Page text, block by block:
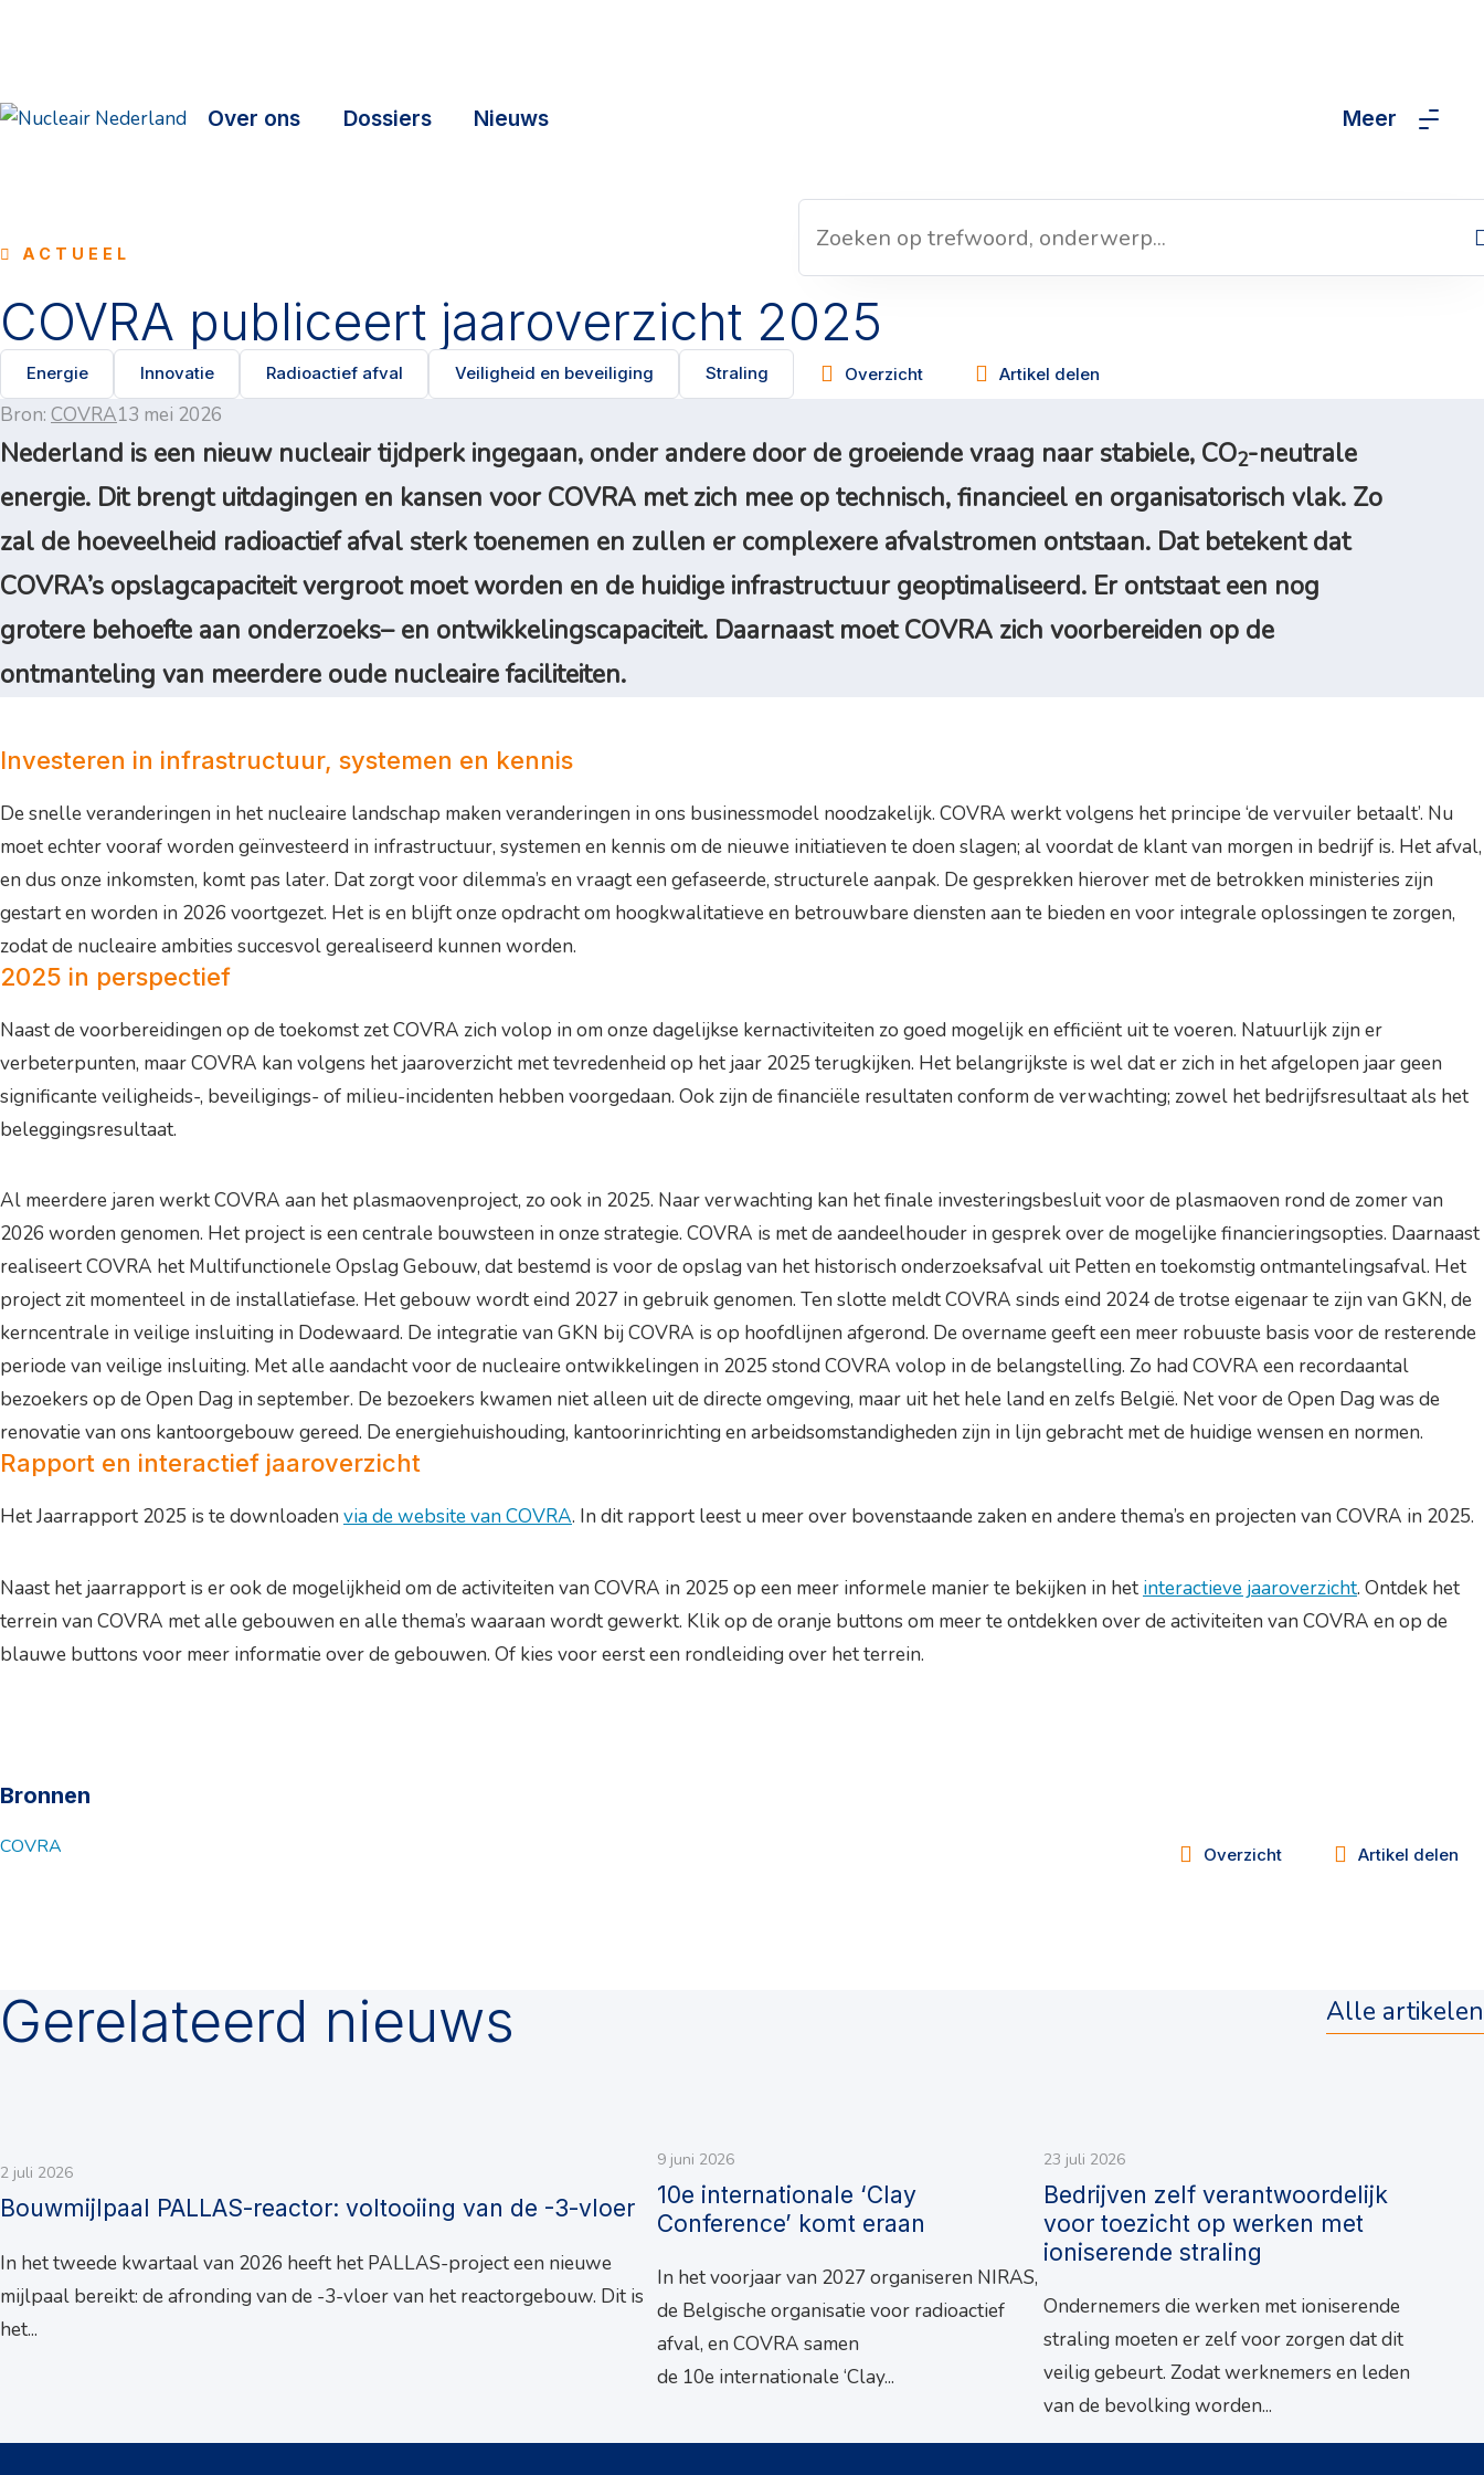
Over ons Dossiers Nieuws Meer
ACTUEEL
COVRA publiceert jaaroverzicht 2025
Energie Innovatie Radioactief afval Veiligheid en beveiliging Straling Overzicht Artikel delen
Bron: COVRA13 mei 2026
Nederland is een nieuw nucleair tijdperk ingegaan, onder andere door de groeiende vraag naar stabiele, CO2-neutrale
energie. Dit brengt uitdagingen en kansen voor COVRA met zich mee op technisch, financieel en organisatorisch vlak. Zo
zal de hoeveelheid radioactief afval sterk toenemen en zullen er complexere afvalstromen ontstaan. Dat betekent dat
COVRA’s opslagcapaciteit vergroot moet worden en de huidige infrastructuur geoptimaliseerd. Er ontstaat een nog
grotere behoefte aan onderzoeks– en ontwikkelingscapaciteit. Daarnaast moet COVRA zich voorbereiden op de
ontmanteling van meerdere oude nucleaire faciliteiten.
Investeren in infrastructuur, systemen en kennis
De snelle veranderingen in het nucleaire landschap maken veranderingen in ons businessmodel noodzakelijk. COVRA werkt volgens het principe ‘de vervuiler betaalt’. Nu
moet echter vooraf worden geïnvesteerd in infrastructuur, systemen en kennis om de nieuwe initiatieven te doen slagen; al voordat de klant van morgen in bedrijf is. Het afval,
en dus onze inkomsten, komt pas later. Dat zorgt voor dilemma’s en vraagt een gefaseerde, structurele aanpak. De gesprekken hierover met de betrokken ministeries zijn
gestart en worden in 2026 voortgezet. Het is en blijft onze opdracht om hoogkwalitatieve en betrouwbare diensten aan te bieden en voor integrale oplossingen te zorgen,
zodat de nucleaire ambities succesvol gerealiseerd kunnen worden.
2025 in perspectief
Naast de voorbereidingen op de toekomst zet COVRA zich volop in om onze dagelijkse kernactiviteiten zo goed mogelijk en efficiënt uit te voeren. Natuurlijk zijn er
verbeterpunten, maar COVRA kan volgens het jaaroverzicht met tevredenheid op het jaar 2025 terugkijken. Het belangrijkste is wel dat er zich in het afgelopen jaar geen
significante veiligheids-, beveiligings- of milieu-incidenten hebben voorgedaan. Ook zijn de financiële resultaten conform de verwachting; zowel het bedrijfsresultaat als het
beleggingsresultaat.
Al meerdere jaren werkt COVRA aan het plasmaovenproject, zo ook in 2025. Naar verwachting kan het finale investeringsbesluit voor de plasmaoven rond de zomer van
2026 worden genomen. Het project is een centrale bouwsteen in onze strategie. COVRA is met de aandeelhouder in gesprek over de mogelijke financieringsopties. Daarnaast
realiseert COVRA het Multifunctionele Opslag Gebouw, dat bestemd is voor de opslag van het historisch onderzoeksafval uit Petten en toekomstig ontmantelingsafval. Het
project zit momenteel in de installatiefase. Het gebouw wordt eind 2027 in gebruik genomen. Ten slotte meldt COVRA sinds eind 2024 de trotse eigenaar te zijn van GKN, de
kerncentrale in veilige insluiting in Dodewaard. De integratie van GKN bij COVRA is op hoofdlijnen afgerond. De overname geeft een meer robuuste basis voor de resterende
periode van veilige insluiting. Met alle aandacht voor de nucleaire ontwikkelingen in 2025 stond COVRA volop in de belangstelling. Zo had COVRA een recordaantal
bezoekers op de Open Dag in september. De bezoekers kwamen niet alleen uit de directe omgeving, maar uit het hele land en zelfs België. Net voor de Open Dag was de
renovatie van ons kantoorgebouw gereed. De energiehuishouding, kantoorinrichting en arbeidsomstandigheden zijn in lijn gebracht met de huidige wensen en normen.
Rapport en interactief jaaroverzicht
Het Jaarrapport 2025 is te downloaden via de website van COVRA. In dit rapport leest u meer over bovenstaande zaken en andere thema’s en projecten van COVRA in 2025.
Naast het jaarrapport is er ook de mogelijkheid om de activiteiten van COVRA in 2025 op een meer informele manier te bekijken in het interactieve jaaroverzicht. Ontdek het
terrein van COVRA met alle gebouwen en alle thema’s waaraan wordt gewerkt. Klik op de oranje buttons om meer te ontdekken over de activiteiten van COVRA en op de
blauwe buttons voor meer informatie over de gebouwen. Of kies voor eerst een rondleiding over het terrein.
Bronnen
COVRA Overzicht Artikel delen
Gerelateerd nieuws Alle artikelen
Bouwmijlpaal PALLAS-reactor: voltooiing van de -3-vloer
2 juli 2026
In het tweede kwartaal van 2026 heeft het PALLAS-project een nieuwe
mijlpaal bereikt: de afronding van de -3-vloer van het reactorgebouw. Dit is
het...
10e internationale ‘Clay
Conference’ komt eraan
9 juni 2026
In het voorjaar van 2027 organiseren NIRAS,
de Belgische organisatie voor radioactief
afval, en COVRA samen
de 10e internationale ‘Clay...
Bedrijven zelf verantwoordelijk
voor toezicht op werken met
ioniserende straling
23 juli 2026
Ondernemers die werken met ioniserende
straling moeten er zelf voor zorgen dat dit
veilig gebeurt. Zodat werknemers en leden
van de bevolking worden...